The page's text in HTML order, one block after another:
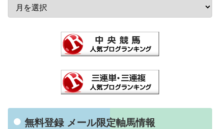
無料登録 メール限定軸馬情報